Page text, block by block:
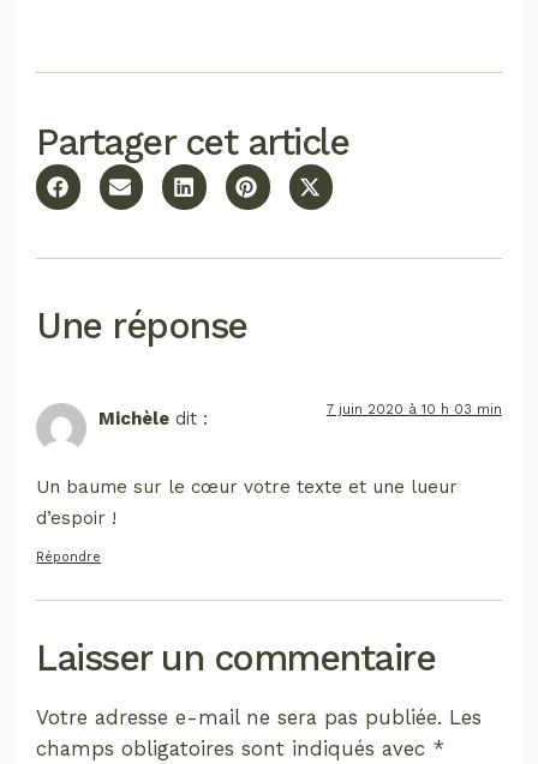
Partager cet article
Une réponse
Michèle dit : 7 juin 2020 à 10 h 03 min
Un baume sur le cœur votre texte et une lueur
d’espoir !
Répondre
Laisser un commentaire
Votre adresse e-mail ne sera pas publiée. Les
champs obligatoires sont indiqués avec *